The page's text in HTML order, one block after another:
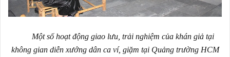
Một số hoạt động giao lưu, trải nghiệm của khán giả tại
không gian diễn xướng dân ca ví, giặm tại Quảng trường HCM